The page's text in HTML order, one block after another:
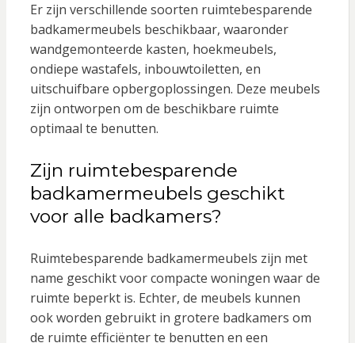
Er zijn verschillende soorten ruimtebesparende
badkamermeubels beschikbaar, waaronder
wandgemonteerde kasten, hoekmeubels,
ondiepe wastafels, inbouwtoiletten, en
uitschuifbare opbergoplossingen. Deze meubels
zijn ontworpen om de beschikbare ruimte
optimaal te benutten.
Zijn ruimtebesparende
badkamermeubels geschikt
voor alle badkamers?
Ruimtebesparende badkamermeubels zijn met
name geschikt voor compacte woningen waar de
ruimte beperkt is. Echter, de meubels kunnen
ook worden gebruikt in grotere badkamers om
de ruimte efficiënter te benutten en een